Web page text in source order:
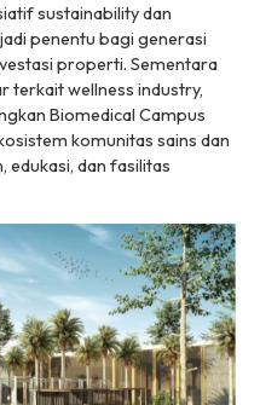
sustainability dan
penentu bagi generasi
properti. Sementara
terkait wellness industry,
Biomedical Campus
komunitas sains dan
edukasi, dan fasilitas